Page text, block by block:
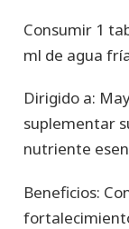
Consumir 1
ml de agua
Dirigido a:
suplementar
nutriente
Beneficios: